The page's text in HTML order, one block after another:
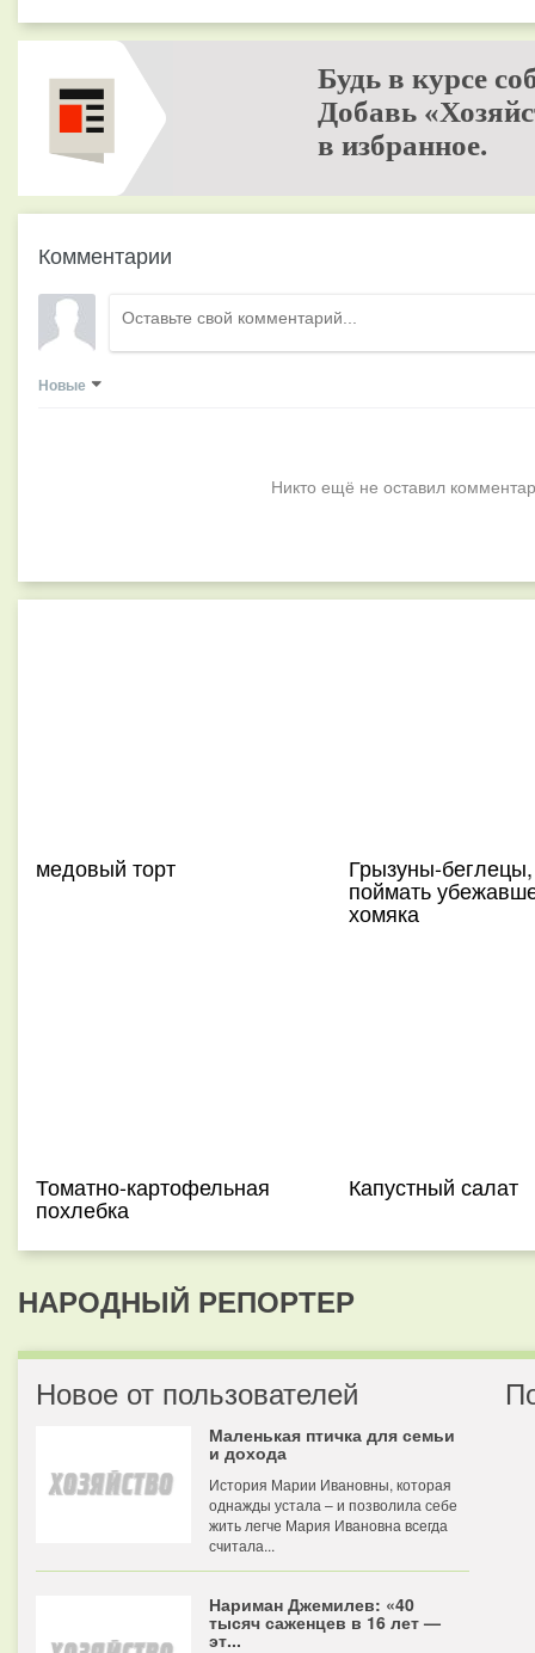
Будь в курсе
Добавь
в избранное.
Комментарии
Новые
Никто ещё не оставил
медовый торт Грызуны-
поймать
хомяка
Томатно-картофельная
похлебка
Капустный салат
НАРОДНЫЙ РЕПОРТЕР
Новое от пользователей
Маленькая птичка для семьи
и дохода
История Марии Ивановны, которая
однажды устала – и позволила себе
жить легче Мария Ивановна всегда
считала...
Нариман Джемилев: «40
тысяч саженцев в 16 лет —
эт...